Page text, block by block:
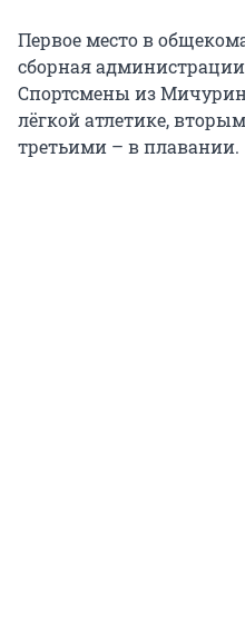
Первое место в
сборная
Спортсмены из
лёгкой атлетике,
третьими – в плавании.